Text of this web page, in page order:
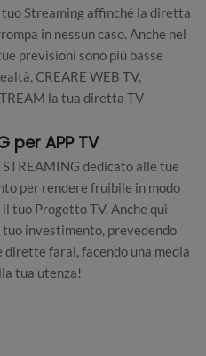
Streaming affinché la diretta
in nessun caso. Anche nel
previsioni sono più basse
CREARE WEB TV,
la tua diretta TV
per APP TV
STREAMING dedicato alle tue
per rendere fruibile in modo
tuo Progetto TV. Anche quì
investimento, prevedendo
dirette farai, facendo una media
tua utenza!